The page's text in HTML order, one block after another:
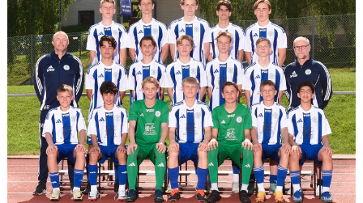
SPONSORER
KONTAKT
INSTAGRAM